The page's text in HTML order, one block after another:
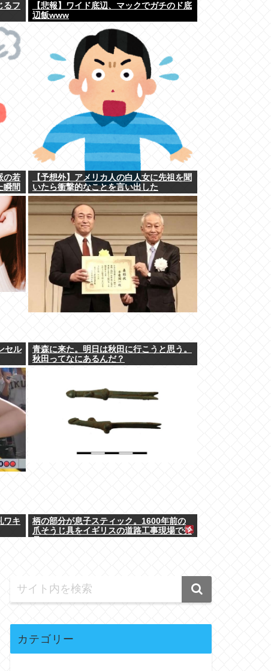
るフ
【悲報】ワイド底辺、マックでガチのド底
辺飯www
の若
瞬間
【予想外】アメリカ人の白人女に先祖を聞
いたら衝撃的なことを言い出した
セル
青森に来た。明日は秋田に行こうと思う。
秋田ってなにあるんだ？
ワキ
柄の部分が息子スティック。1600年前の
爪そうじ具をイギリスの道路工事現場で発
カテゴリー